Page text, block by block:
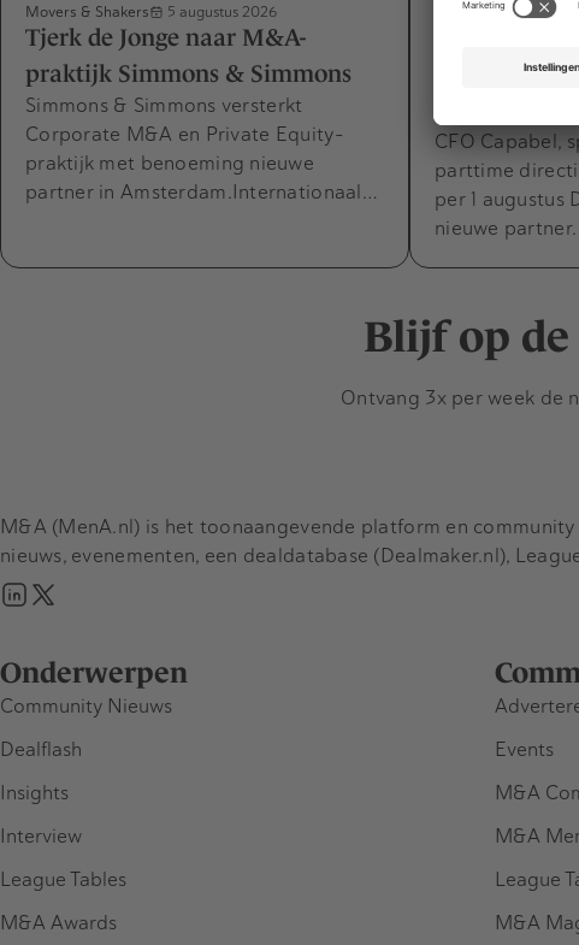
Movers & Shakers 5 augustus 2026
Tjerk de Jonge naar M&A-
praktijk Simmons & Simmons
Simmons & Simmons versterkt
Corporate M&A en Private Equity-
praktijk met benoeming nieuwe
partner in Amsterdam.Internationaal…
Movers & Shakers
Capabel
CFO Capabel,
parttime
per 1 augustus
nieuwe
Blijf op de
Ontvang 3x per week de
Onderwerpen
Community Nieuws
Dealflash
Insights
Interview
League Tables
M&A Awards
Events
M&A
M&A
League
M&A
M&A (MenA.nl) is het toonaangevende platform en
nieuws, evenementen, een dealdatabase (Dealmaker.nl),